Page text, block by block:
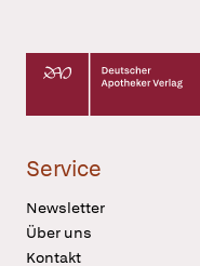
Deutscher Apotheker
Service
Newsletter
Über uns
Kontakt